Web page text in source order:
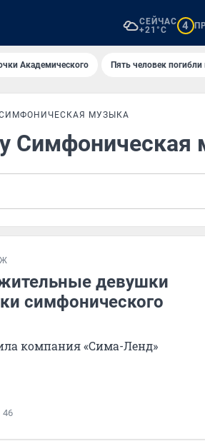
СЕЙЧАС
+21°C
4
Академического Пять человек
МУЗЫКА
Симфоническая
девушки
симфонического
компания «Сима-Ленд»
46